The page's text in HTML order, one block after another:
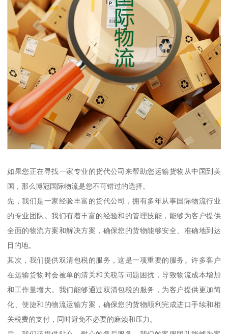
如果您正在寻找一家专业的货代公司来帮助您运输货物从中国到美
国，那么博冠国际物流是您不可错过的选择。
先，我们是一家经验丰富的货代公司，拥有多年从事国际物流行业
的专业团队。我们有着丰富的经验和的管理技能，能够为客户提供
全面的物流方案和解决方案，确保您的货物能够安全、准确地到达
目的地。
其次，我们提供双清包税的服务，这是一项重要的服务。许多客户
在运输货物时会被单的清关和关税等问题困扰，导致物流成本增加
和工作量增大。我们能够通过双清包税的服务，为客户提供更加简
化、便捷和的物流运输方案，确保您的货物顺利完成进口手续和相
关税费的支付，同时避免不必要的麻烦和压力。